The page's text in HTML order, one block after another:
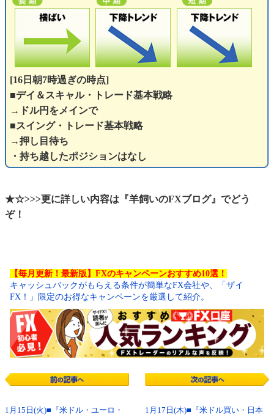
[16日朝7時過ぎの時点]
■デイ＆スキャル・トレード基本戦略
→ドル円をメインで
■スイング・トレード基本戦略
→押し目待ち
・持ち越したポジションはなし
★☆>>>更に詳しい内容は『羊飼いのFXブログ』でどう
ぞ！
【毎月更新！最新版】FXのキャンペーンおすすめ10選！
キャッシュバックがもらえる条件が簡単なFX会社や、「ザイ
FX！」限定のお得なキャンペーンを厳選して紹介。
1月15日(火)■『米ドル・ユーロ・
1月17日(木)■『米ドル買い・日本